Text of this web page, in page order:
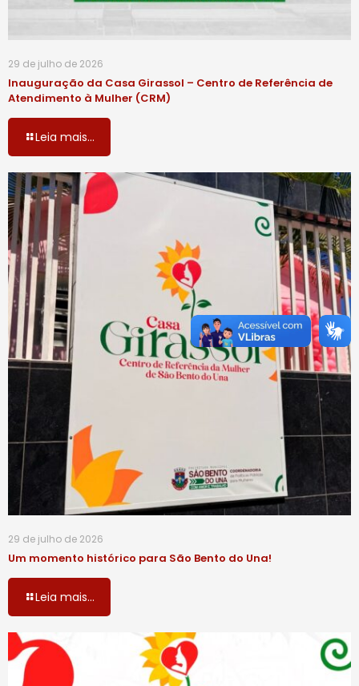
29 de julho de 2026
Inauguração da Casa Girassol – Centro de Referência de
Atendimento à Mulher (CRM)
Leia mais...
29 de julho de 2026
Um momento histórico para São Bento do Una!
Leia mais...